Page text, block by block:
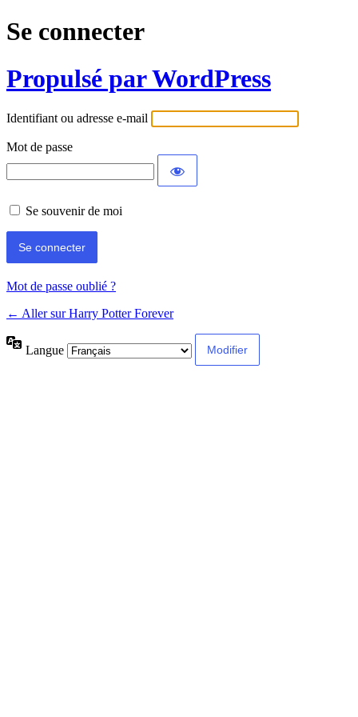
Se connecter
Propulsé par WordPress
Identifiant ou adresse e-mail
Mot de passe
Se souvenir de moi
Mot de passe oublié ?
← Aller sur Harry Potter Forever
Langue